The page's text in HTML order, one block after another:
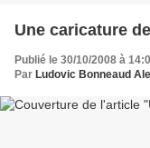
Une caricature
Publié le 30/10/2008 à
Par Ludovic Bonneaud